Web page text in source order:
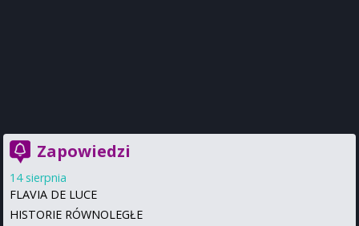
Zapowiedzi
14 sierpnia
FLAVIA DE LUCE
HISTORIE RÓWNOLEGŁE